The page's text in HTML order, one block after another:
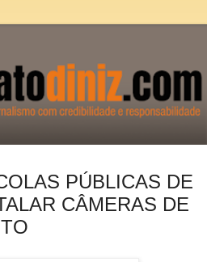
PÚBLICAS DE
CÂMERAS DE